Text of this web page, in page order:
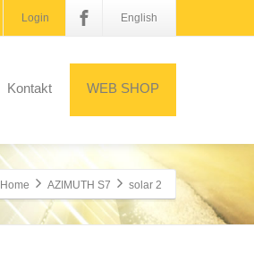
Login English
Kontakt WEB SHOP
Home AZIMUTH S7 solar 2